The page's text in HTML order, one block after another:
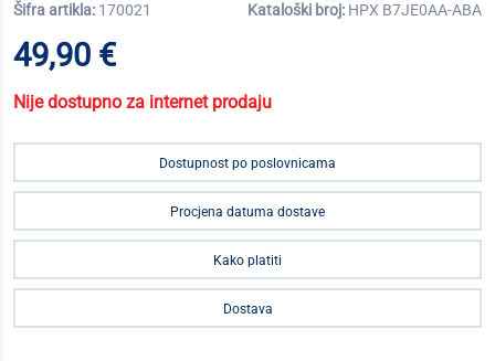
Šifra artikla: 170021 Kataloški broj: HPX B7JE0AA-ABA
49,90 €
Nije dostupno za internet prodaju
Dostupnost po poslovnicama
Procjena datuma dostave
Kako platiti
Dostava